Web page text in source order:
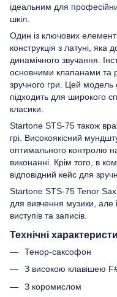
ідеальним для
шкіл.
Один із ключових
конструкція з латуні, яка
динамічного звучання.
основними клапанами та
зручного гри. Цей
підходить для широкого
класики.
Startone STS-75 також
грі. Високоякісний
оптимального контролю
виконанні. Крім того, в
відповідний кейс для
Startone STS-75 Tenor
для вивчення музики, але
виступів та записів.
Технічні
Тенор-саксофон
З високою клавішею
З коромислом